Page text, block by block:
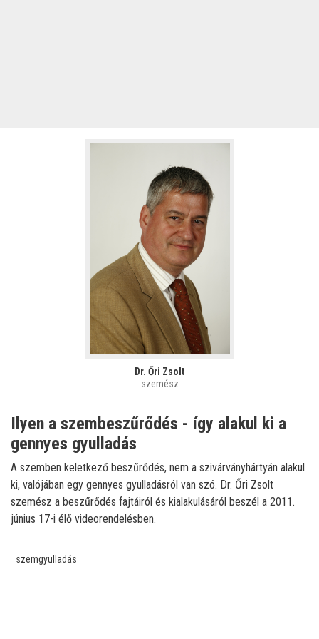
Dr. Őri Zsolt
szemész
Ilyen a szembeszűrődés - így alakul ki a
gennyes gyulladás
A szemben keletkező beszűrődés, nem a szivárványhártyán alakul
ki, valójában egy gennyes gyulladásról van szó. Dr. Őri Zsolt
szemész a beszűrődés fajtáiról és kialakulásáról beszél a 2011.
június 17-i élő videorendelésben.
szemgyulladás